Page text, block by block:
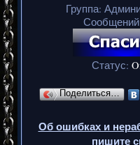
Группа:
Статус:
Поделиться…
Об ошибках и
пишите